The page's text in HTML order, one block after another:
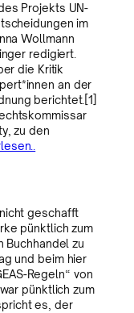
Projekts UN-
im
Wollmann
redigiert.
die Kritik
an der
berichtet.[1]
zu den
geschafft
pünktlich zum
Buchhandel zu
und beim hier
Regeln“ von
pünktlich zum
es, der